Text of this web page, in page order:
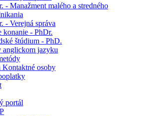
- Manažment malého a stredného
- Verejná správa
konanie - PhDr.
štúdium - PhD.
anglickom jazyku
Kontaktné osoby
portál